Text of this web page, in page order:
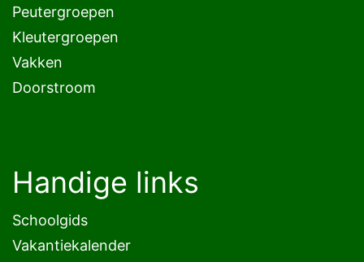
Peutergroepen
Kleutergroepen
Vakken
Doorstroom
Handige links
Schoolgids
Vakantiekalender